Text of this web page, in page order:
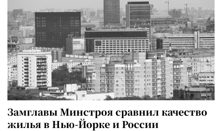
Замглавы Минстроя сравнил качество
жилья в Нью-Йорке и России